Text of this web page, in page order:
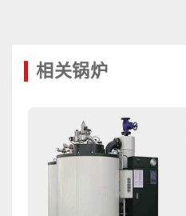
相关锅炉